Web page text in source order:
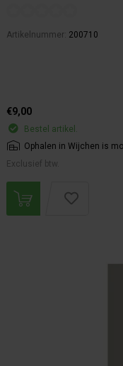
Artikelnummer: 200710
€9,00
Bestel artikel.
Ophalen in Wijchen is
Exclusief btw.